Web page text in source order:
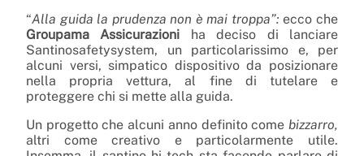
“Alla guida la prudenza non è mai troppa”:ecco che
Groupama Assicurazioni ha deciso di lanciare
Santinosafetysystem, un particolarissimo e, per
alcuni versi, simpatico dispositivo da posizionare
nella propria vettura, al fine di tutelare e
proteggere chi si mette alla guida.
Un progetto che alcuni anno definito come bizzarro,
altri come creativo e particolarmente utile.